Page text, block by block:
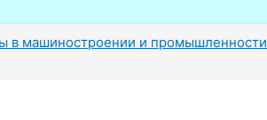
в машиностроении и промышленности